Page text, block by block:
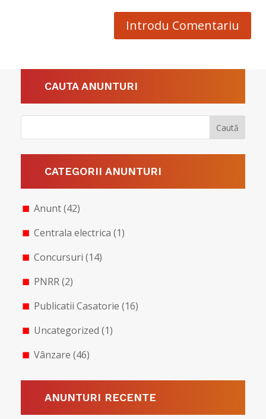
Introdu Comentariu
CAUTA ANUNTURI
CATEGORII ANUNTURI
Anunt(42)
Centrala electrica (1)
Concursuri (14)
PNRR(2)
Publicatii Casatorie (16)
Uncategorized (1)
Vânzare (46)
ANUNTURI RECENTE